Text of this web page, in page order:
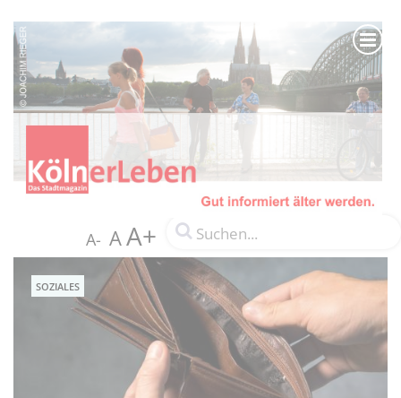
A- AA+
SOZIALES